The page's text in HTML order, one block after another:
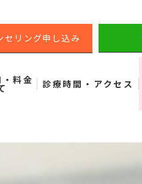
セリング申し込み
料金 診療時間・アクセス